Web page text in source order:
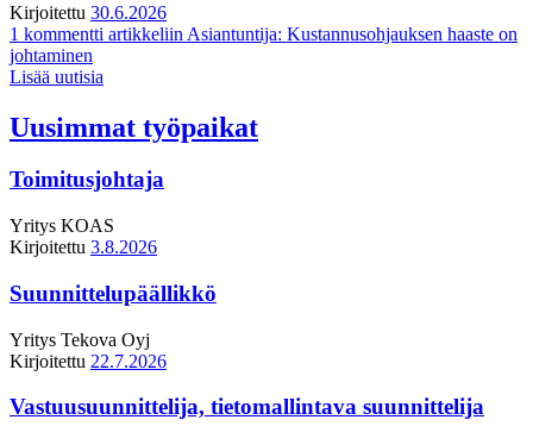
Kirjoitettu 30.6.2026
1 kommentti artikkeliin Asiantuntija: Kustannusohjauksen haaste on
johtaminen
Lisää uutisia
Uusimmat työpaikat
Toimitusjohtaja
Yritys KOAS
Kirjoitettu 3.8.2026
Suunnittelupäällikkö
Yritys Tekova Oyj
Kirjoitettu 22.7.2026
Vastuusuunnittelija, tietomallintava suunnittelija